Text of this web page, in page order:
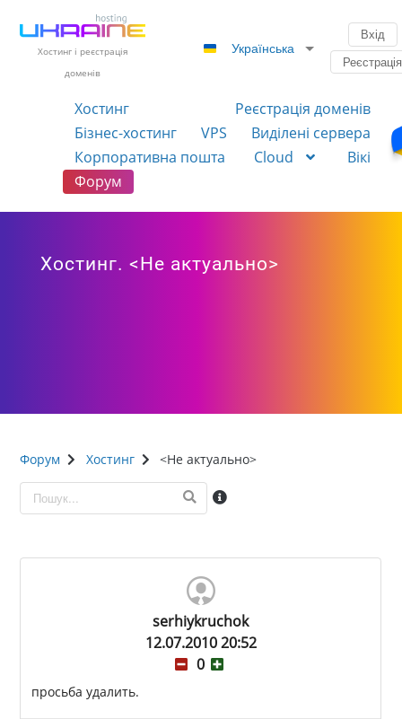
Хостинг і реєстрація
доменів
Українська
Вхід
Реєстрація
Хостинг
Реєстрація доменів
Бізнес-хостинг
VPS
Виділені сервера
Корпоративна пошта
Cloud
Вікі
Форум
Хостинг. <Не актуально>
Форум Хостинг <Не актуально>
serhiykruchok
12.07.2010 20:52
0
просьба удалить.